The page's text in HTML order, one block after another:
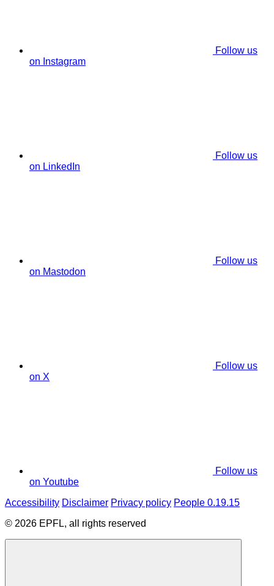
Follow us
on Instagram
Follow us
on LinkedIn
Follow us
on Mastodon
Follow us
on X
Follow us
on Youtube
Accessibility Disclaimer Privacy policy People 0.19.15
© 2026 EPFL, all rights reserved